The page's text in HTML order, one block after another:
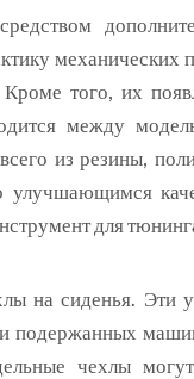
механических
того, их
между
из резины,
улучшающимся
для
на сиденья. Эти
подержанных
чехлы могут